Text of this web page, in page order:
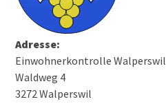
Adresse:
Einwohnerkontrolle Walperswil
Waldweg 4
3272 Walperswil